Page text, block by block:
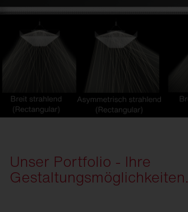
Unser Portfolio - Ihre
Gestaltungsmöglichkeiten.